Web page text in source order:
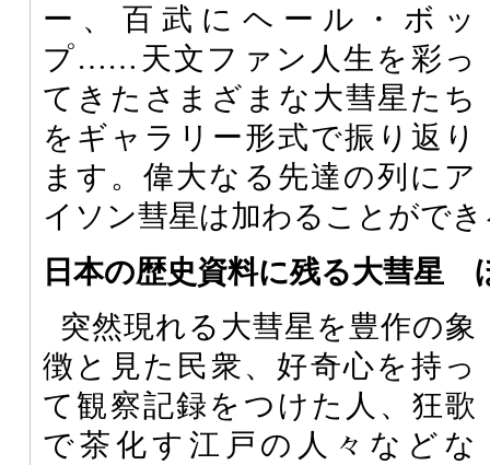
ー、百武にヘール・ボッ
プ……天文ファン人生を彩っ
てきたさまざまな大彗星たち
をギャラリー形式で振り返り
ます。偉大なる先達の列にア
イソン彗星は加わることがで
日本の歴史資料に残る大彗星
突然現れる大彗星を豊作の象
徴と見た民衆、好奇心を持っ
て観察記録をつけた人、狂歌
で茶化す江戸の人々などな